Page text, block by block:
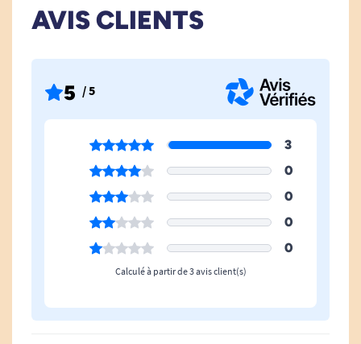
AVIS CLIENTS
5 / 5
3
0
0
0
0
Calculé à partir de 3 avis client(s)